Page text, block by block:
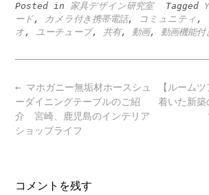
Posted in 家具デザイン研究室 Tagged
ード, カメラ付き携帯電話, コミュニティ ,
オ, ユーチューブ, 共有, 動画, 動画機能付
Post
navigation
【ルーム
着いた新築
← マホガニー無垢材ホースシュ
ーダイニングテーブルのご紹
介 宮崎、鹿児島のインテリア
ショップライフ
コメントを残す